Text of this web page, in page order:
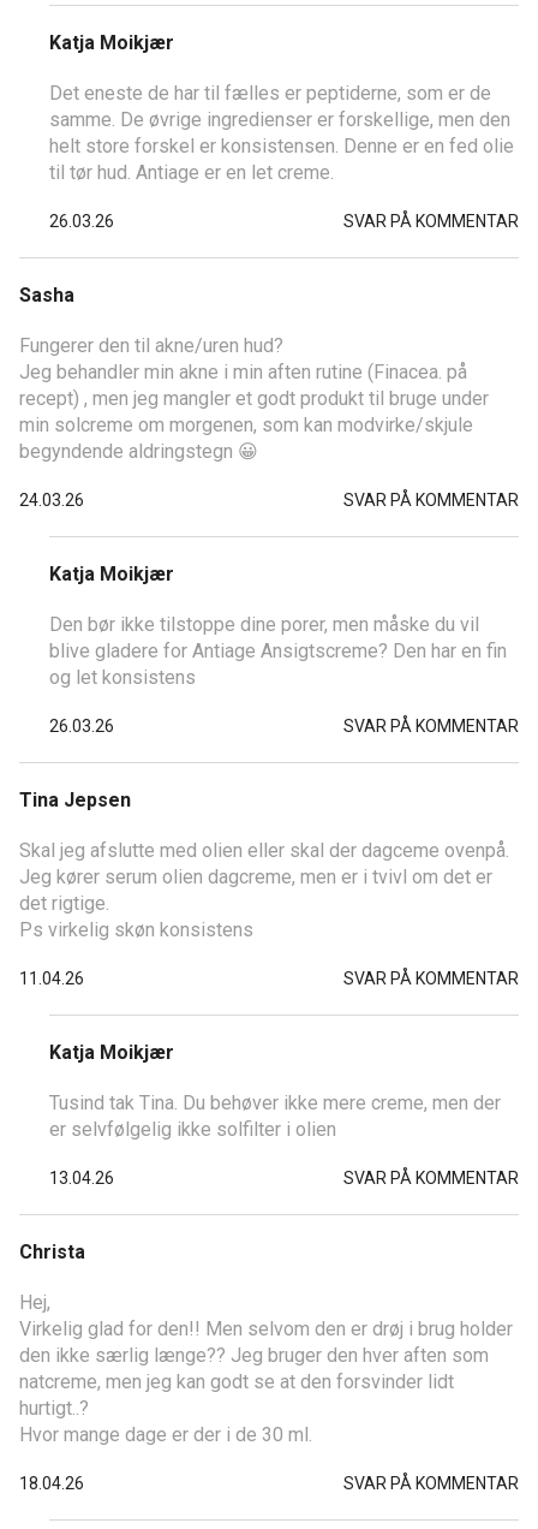
Katja Moikjær
Det eneste de har til fælles er peptiderne, som er de
samme. De øvrige ingredienser er forskellige, men den
helt store forskel er konsistensen. Denne er en fed olie
til tør hud. Antiage er en let creme.
26.03.26 SVAR PÅ KOMMENTAR
Sasha
Fungerer den til akne/uren hud?
Jeg behandler min akne i min aften rutine (Finacea. på
recept) , men jeg mangler et godt produkt til bruge under
min solcreme om morgenen, som kan modvirke/skjule
begyndende aldringstegn 😀
24.03.26 SVAR PÅ KOMMENTAR
Katja Moikjær
Den bør ikke tilstoppe dine porer, men måske du vil
blive gladere for Antiage Ansigtscreme? Den har en fin
og let konsistens
26.03.26 SVAR PÅ KOMMENTAR
Tina Jepsen
Skal jeg afslutte med olien eller skal der dagceme ovenpå.
Jeg kører serum olien dagcreme, men er i tvivl om det er
det rigtige.
Ps virkelig skøn konsistens
11.04.26 SVAR PÅ KOMMENTAR
Katja Moikjær
Tusind tak Tina. Du behøver ikke mere creme, men der
er selvfølgelig ikke solfilter i olien
13.04.26 SVAR PÅ KOMMENTAR
Christa
Hej,
Virkelig glad for den!! Men selvom den er drøj i brug holder
den ikke særlig længe?? Jeg bruger den hver aften som
natcreme, men jeg kan godt se at den forsvinder lidt
hurtigt..?
Hvor mange dage er der i de 30 ml.
18.04.26 SVAR PÅ KOMMENTAR